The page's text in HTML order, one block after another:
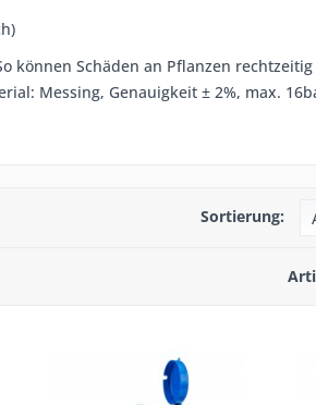
können Schäden an Pflanzen
Messing, Genauigkeit ± 2%, max.
Sortierung: